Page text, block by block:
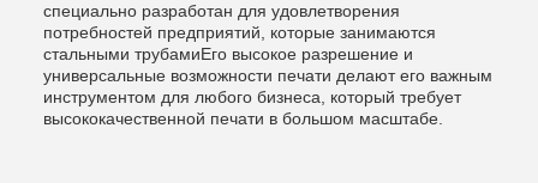
специально разработан для удовлетворения
потребностей предприятий, которые занимаются
стальными трубамиЕго высокое разрешение и
универсальные возможности печати делают его важным
инструментом для любого бизнеса, который требует
высококачественной печати в большом масштабе.